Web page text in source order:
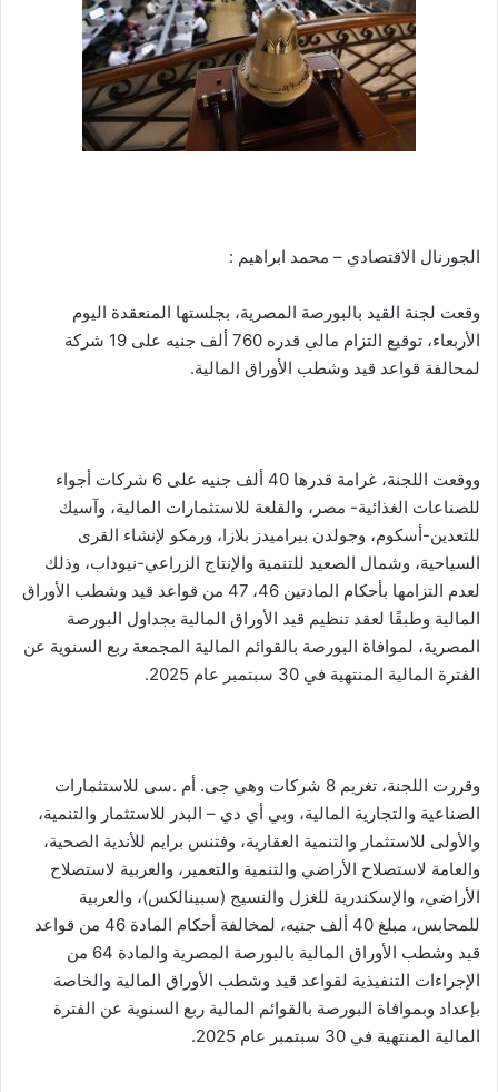
الجورنال الاقتصادي – محمد ابراهيم :
وقعت لجنة القيد بالبورصة المصرية، بجلستها المنعقدة اليوم
الأربعاء، توقيع التزام مالي قدره 760 ألف جنيه على 19 شركة
لمحالفة قواعد قيد وشطب الأوراق المالية.
ووقعت اللجنة، غرامة قدرها 40 ألف جنيه على 6 شركات أجواء
للصناعات الغذائية- مصر، والقلعة للاستثمارات المالية، وآسيك
للتعدين-أسكوم، وجولدن بيراميدز بلازا، ورمكو لإنشاء القرى
السياحية، وشمال الصعيد للتنمية والإنتاج الزراعي-نيوداب، وذلك
لعدم التزامها بأحكام المادتين 46، 47 من قواعد قيد وشطب الأوراق
المالية وطبقًا لعقد تنظيم قيد الأوراق المالية بجداول البورصة
المصرية، لموافاة البورصة بالقوائم المالية المجمعة ربع السنوية عن
الفترة المالية المنتهية في 30 سبتمبر عام 2025.
وقررت اللجنة، تغريم 8 شركات وهي جى. أم .سى للاستثمارات
الصناعية والتجارية المالية، وبي أي دي – البدر للاستثمار والتنمية،
والأولى للاستثمار والتنمية العقارية، وفتنس برايم للأندية الصحية،
والعامة لاستصلاح الأراضي والتنمية والتعمير، والعربية لاستصلاح
الأراضي، والإسكندرية للغزل والنسيج (سبينالكس)، والعربية
للمحابس، مبلغ 40 ألف جنيه، لمخالفة أحكام المادة 46 من قواعد
قيد وشطب الأوراق المالية بالبورصة المصرية والمادة 64 من
الإجراءات التنفيذية لقواعد قيد وشطب الأوراق المالية والخاصة
بإعداد وبموافاة البورصة بالقوائم المالية ربع السنوية عن الفترة
المالية المنتهية في 30 سبتمبر عام 2025.